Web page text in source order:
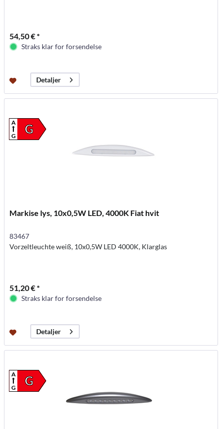
54,50 € *
Straks klar for forsendelse
Detaljer
G
A
G
Markise lys, 10x0,5W LED, 4000K Fiat hvit
83467
Vorzeltleuchte weiß, 10x0,5W LED 4000K, Klarglas
51,20 € *
Straks klar for forsendelse
Detaljer
G
A
G